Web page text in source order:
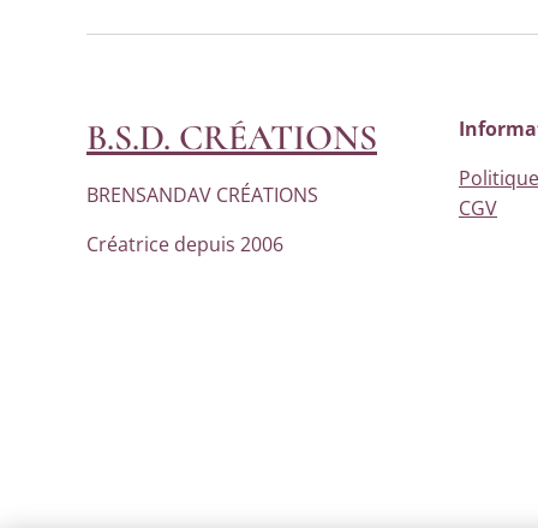
B.S.D. CRÉATIONS
BRENSANDAV CRÉATIONS
Créatrice depuis 2006
CGV